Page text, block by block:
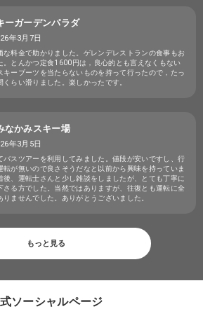
ーガーデンパラダ
年3月7日
な料金で助かりました。ゲレンデレストランの食事もお
。とんかつ定食1600円は，良心的とも言えなくもない
キーブーツを当たらないものを持って行ったので，たっ
くらい滑りました。楽しかったです。
なかみスキー場
年3月5日
バスツアーを利用してみました。値段が安いですし、行
転が無いので良さそうだなと以前から興味を持っていま
後、運転士さんと少し雑談をしましたが、とても丁寧に
さる方でした。当然ではありますが、往復とも運転に全
りませんでした。ありがとうございました。
もっと見る
ソーシャルページ